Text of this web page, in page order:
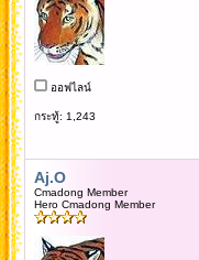
ออฟไลน์
กระทู้: 1,243
Aj.O
Cmadong Member
Hero Cmadong Member